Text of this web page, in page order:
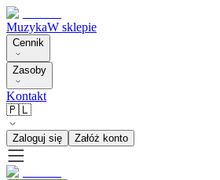
MuzykaW sklepie
Cennik
Zasoby
Kontakt
🇵🇱
Zaloguj się Załóż konto